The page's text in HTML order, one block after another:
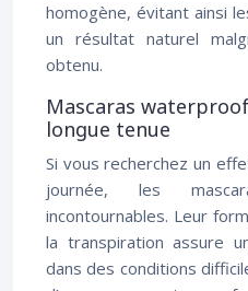
homogène, évitant ainsi
un résultat naturel
obtenu.
Mascaras
longue tenue
Si vous recherchez un
journée, les
incontournables. Leur
la transpiration assure
dans des conditions